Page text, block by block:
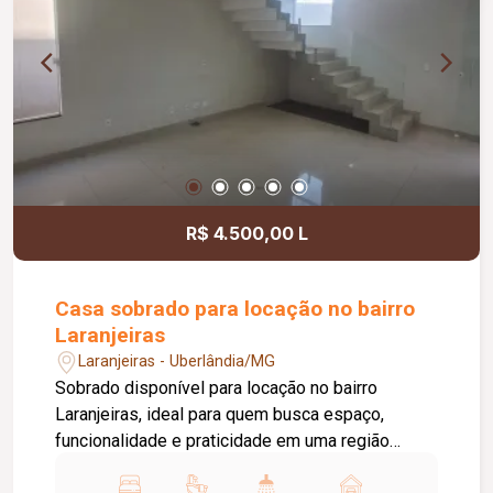
integrada à área de serviço equipada com
cooktop, botijão de gás e máquina de lavar, piso
em porcelanato, pintura nova e aproximadamente
R$ 4.500,00 L
Casa sobrado para locação no bairro
Laranjeiras
Laranjeiras - Uberlândia/MG
Sobrado disponível para locação no bairro
Laranjeiras, ideal para quem busca espaço,
funcionalidade e praticidade em uma região